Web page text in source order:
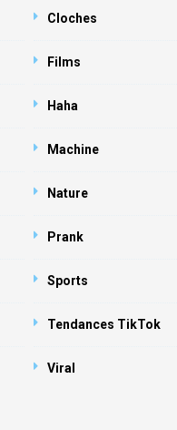
Cloches
Films
Haha
Machine
Nature
Prank
Sports
Tendances TikTok
Viral